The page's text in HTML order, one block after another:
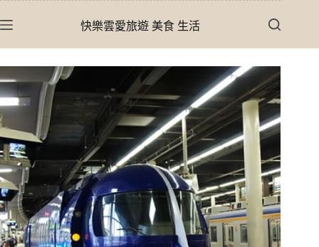
至
內
容
快樂雲愛旅遊 美食 生活